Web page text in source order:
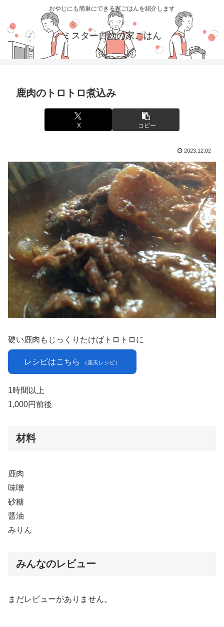
おやじにも簡単にできる家ごはんを紹介します
ミスター自炊の家ごはん
鹿肉のトロトロ煮込み
X コピー
2023.12.02
硬い鹿肉もじっくりたけばトロトロに
レシピはこちら （楽天レシピ）
1時間以上
1,000円前後
材料
鹿肉
味噌
砂糖
醤油
みりん
みんなのレビュー
まだレビューがありません。